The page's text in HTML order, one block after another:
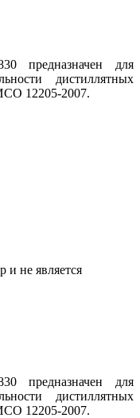
предназначен для
дистиллятных
12205-2007.
и не является
предназначен для
дистиллятных
12205-2007.